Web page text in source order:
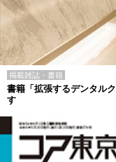
掲載雑誌・書籍
書籍「拡張するデンタル
す